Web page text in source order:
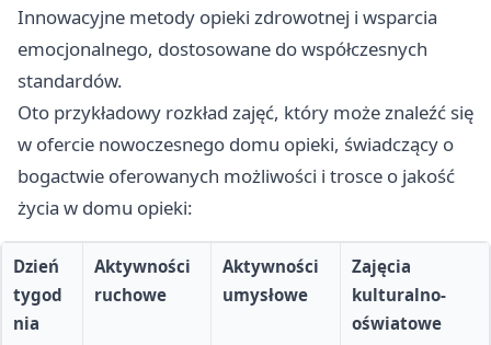
Innowacyjne metody opieki zdrowotnej i wsparcia
emocjonalnego, dostosowane do współczesnych
standardów.
Oto przykładowy rozkład zajęć, który może znaleźć się
w ofercie nowoczesnego domu opieki, świadczący o
bogactwie oferowanych możliwości i trosce o jakość
życia w domu opieki:
Dzień
tygod
nia
Aktywności
ruchowe
Aktywności
umysłowe
Zajęcia
kulturalno-
oświatowe